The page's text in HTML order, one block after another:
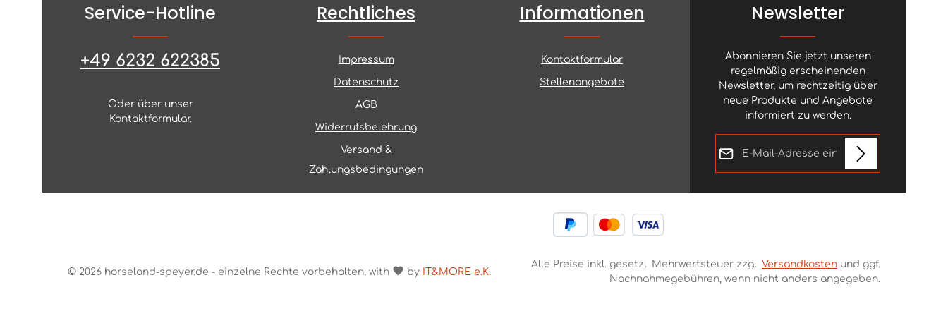
Service-Hotline
+49 6232 622385
Oder über unser
Kontaktformular.
Rechtliches
Impressum
Datenschutz
AGB
Widerrufsbelehrung
Versand &
Zahlungsbedingungen
Informationen
Kontaktformular
Stellenangebote
Newsletter
Abonnieren Sie jetzt unseren
regelmäßig erscheinenden
Newsletter, um rechtzeitig über
neue Produkte und Angebote
informiert zu werden.
E-Mail-Adresse*
ihnen einverstanden. *
und es gelten dieDatenschutzrichtlinieund
© 2026 horseland-speyer.de - einzelne Rechte vorbehalten, with by IT&MORE e.K.
Alle Preise inkl. gesetzl. Mehrwertsteuer zzgl. Versandkosten und ggf.
Nachnahmegebühren, wenn nicht anders angegeben.